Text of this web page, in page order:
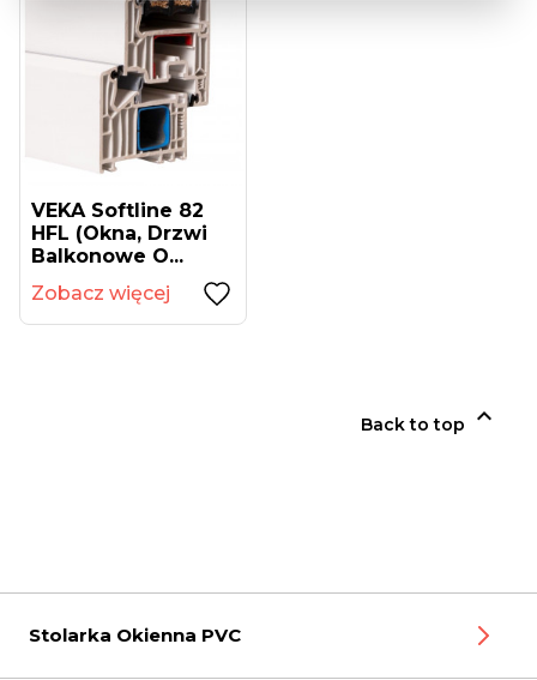
VEKA Softline 82
HFL (okna, Drzwi
Balkonowe O...
Zobacz więcej
Back to top 
Stolarka Okienna PVC